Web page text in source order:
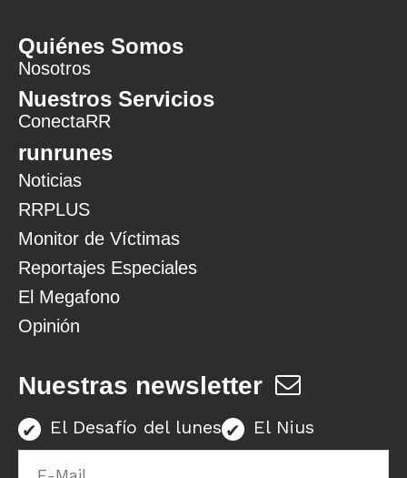
Quiénes Somos
Nosotros
Nuestros Servicios
ConectaRR
runrunes
Noticias
RRPLUS
Monitor de Víctimas
Reportajes Especiales
El Megafono
Opinión
Nuestras newsletter
El Desafío del lunes El Nius